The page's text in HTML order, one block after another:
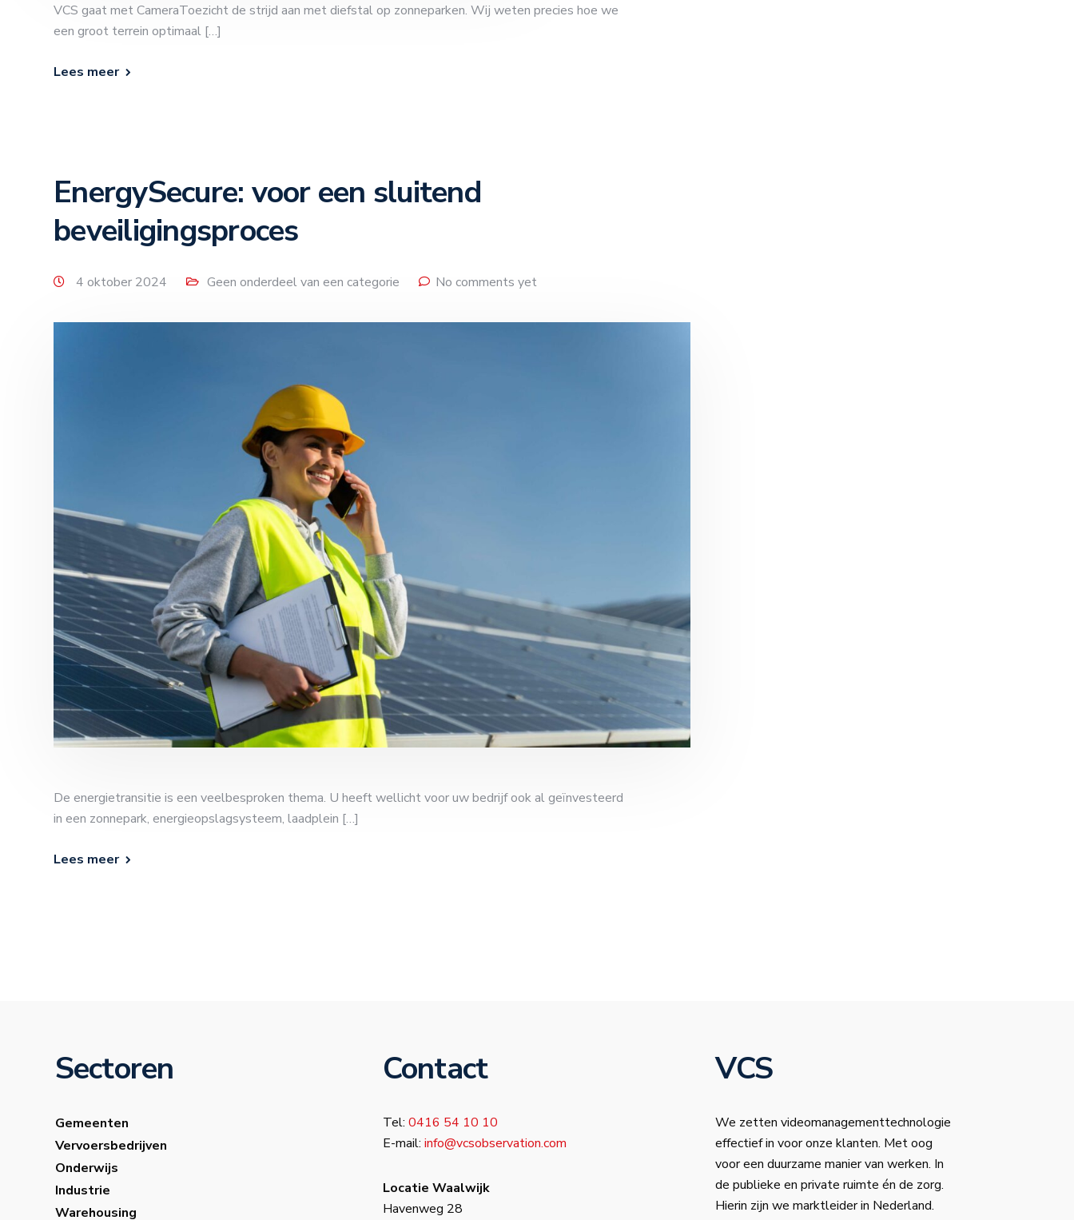
VCS gaat met CameraToezicht de strijd aan met diefstal op zonneparken. Wij weten precies hoe we
een groot terrein optimaal […]
Lees meer
EnergySecure: voor een sluitend
beveiligingsproces
4 oktober 2024 Geen onderdeel van een categorie No comments yet
De energietransitie is een veelbesproken thema. U heeft wellicht voor uw bedrijf ook al geïnvesteerd
in een zonnepark, energieopslagsysteem, laadplein […]
Lees meer
Sectoren
Gemeenten
Vervoersbedrijven
Onderwijs
Industrie
Warehousing
Contact
Tel: 0416 54 10 10
E-mail: info@vcsobservation.com
Locatie Waalwijk
Havenweg 28
VCS
We zetten videomanagementtechnologie
effectief in voor onze klanten. Met oog
voor een duurzame manier van werken. In
de publieke en private ruimte én de zorg.
Hierin zijn we marktleider in Nederland.